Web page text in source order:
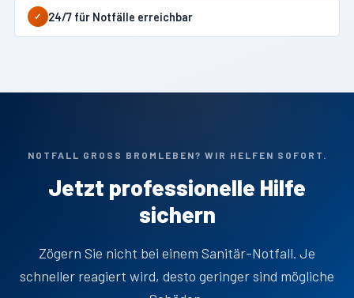
✓ 24/7 für Notfälle erreichbar
NOTFALL GROSS BROMLEBEN? WIR HELFEN SOFORT.
Jetzt professionelle Hilfe
sichern
Zögern Sie nicht bei einem Sanitär-Notfall. Je
schneller reagiert wird, desto geringer sind mögliche